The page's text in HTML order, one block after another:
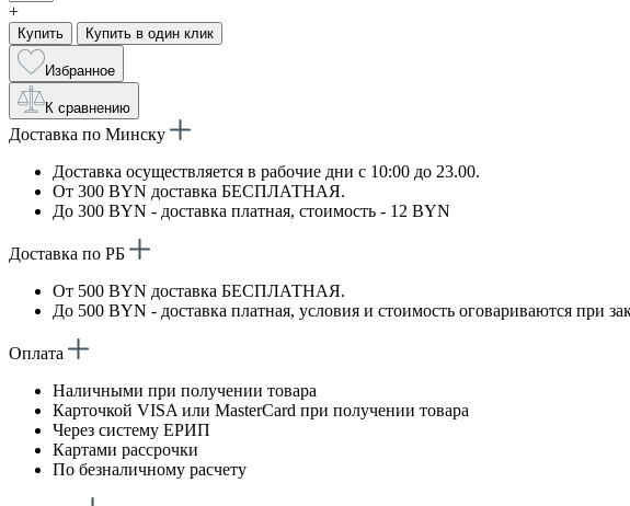
+
Купить Купить в один клик
Избранное
К сравнению
Доставка по Минску
Доставка осуществляется в рабочие дни с 10:00 до 23.00.
От 300 BYN доставка БЕСПЛАТНАЯ.
До 300 BYN - доставка платная, стоимость - 12 BYN
Доставка по РБ
От 500 BYN доставка БЕСПЛАТНАЯ.
До 500 BYN - доставка платная, условия и стоимость оговариваются при
Оплата
Наличными при получении товара
Карточкой VISA или MasterCard при получении товара
Через систему ЕРИП
Картами рассрочки
По безналичному расчету